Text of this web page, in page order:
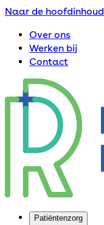
Naar de hoofdinhoud
Over ons
Werken bij
Contact
Patiëntenzorg